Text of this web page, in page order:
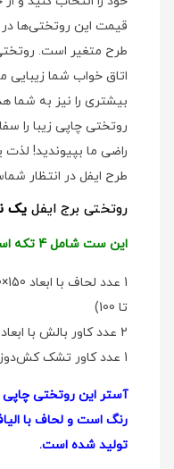
قیمت این روتختی‌ها در
طرح متغیر است.
اتاق خواب شما
بیشتری را نیز به شما
روتختی چاپی زیبا را
راضی ما بپیوندید!
طرح ایفل در انتظار
روتختی برج ایفل یک
این ست شامل 4 تکه است:
تا 100)
2 عدد کاور بالش با ابعاد 50×70
1 عدد کاور تشک کش‌دوزی شده با ابعاد 25x200x90
آستر این روتختی
تولید شده است.